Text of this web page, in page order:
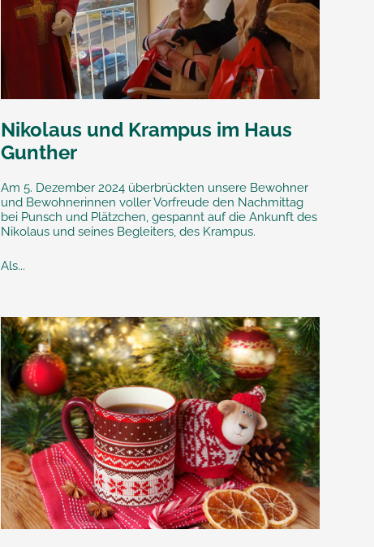
Nikolaus und Krampus im Haus
Gunther
Am 5. Dezember 2024 überbrückten unsere Bewohner
und Bewohnerinnen voller Vorfreude den Nachmittag
bei Punsch und Plätzchen, gespannt auf die Ankunft des
Nikolaus und seines Begleiters, des Krampus.
Als...